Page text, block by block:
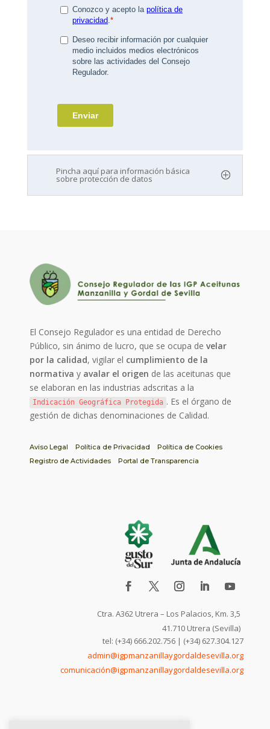
Pincha aquí para información básica
sobre protección de datos
El Consejo Regulador es una entidad de Derecho
Público, sin ánimo de lucro, que se ocupa develar
por la calidad, vigilar el cumplimiento de la
normativa y avalar el origen de las aceitunas que
se elaboran en las industrias adscritas a la
Indicación Geográfica Protegida . Es el órgano de
gestión de dichas denominaciones de Calidad.
Aviso Legal Política de Privacidad
Política de Cookies
Registro de Actividades
Portal de Transparencia
Ctra. A362 Utrera – Los Palacios, Km. 3,5
41.710 Utrera (Sevilla)
tel: (+34) 666.202.756 | (+34) 627.304.127
admin@igpmanzanillaygordaldesevilla.org
comunicación@igpmanzanillaygordaldesevilla.org